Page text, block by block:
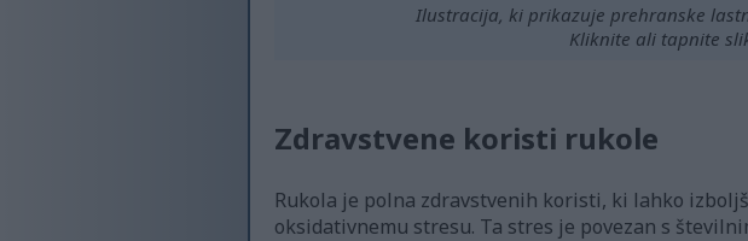
Ilustracija, ki prikazuje prehranske
Kliknite ali tapnite
Zdravstvene koristi rukole
Rukola je polna zdravstvenih koristi, ki lahko
oksidativnemu stresu. Ta stres je povezan s